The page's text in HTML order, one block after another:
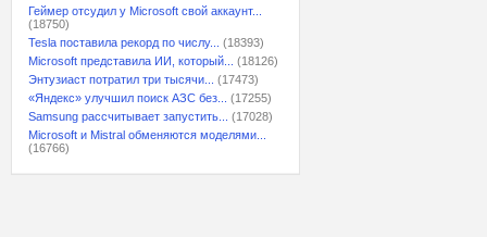
Геймер отсудил у Microsoft свой аккаунт...
(18750)
Tesla поставила рекорд по числу...
(18393)
Microsoft представила ИИ, который...
(18126)
Энтузиаст потратил три тысячи...
(17473)
«Яндекс» улучшил поиск АЗС без...
(17255)
Samsung рассчитывает запустить...
(17028)
Microsoft и Mistral обменяются моделями...
(16766)